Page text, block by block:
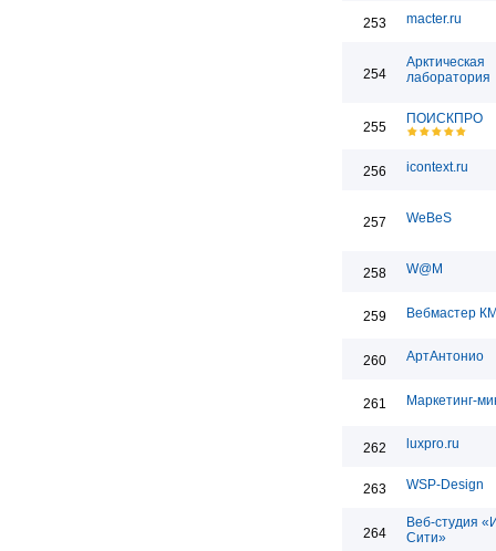
253 macter.ru
254
Арктическая
лаборатория
255
ПОИСКПРО
256 icontext.ru
257 WeBeS
258 W@M
259 Вебмастер
260 АртАнтонио
261 Маркетинг-
262 luxpro.ru
263 WSP-Design
264
Веб-студия
Сити»